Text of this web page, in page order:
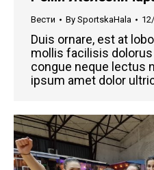
Вести By SportskaHala
Duis ornare, est at
mollis facilisis
congue neque lectus
ipsum amet dolor